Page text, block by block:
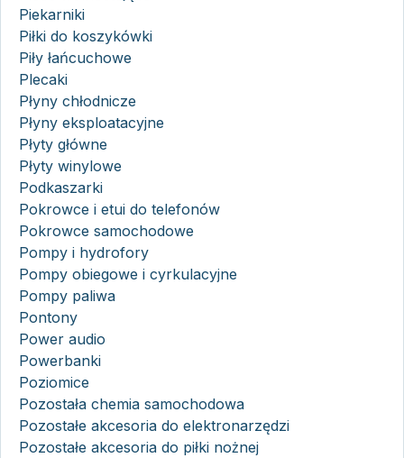
Piekarniki
Piłki do koszykówki
Piły łańcuchowe
Plecaki
Płyny chłodnicze
Płyny eksploatacyjne
Płyty główne
Płyty winylowe
Podkaszarki
Pokrowce i etui do telefonów
Pokrowce samochodowe
Pompy i hydrofory
Pompy obiegowe i cyrkulacyjne
Pompy paliwa
Pontony
Power audio
Powerbanki
Poziomice
Pozostała chemia samochodowa
Pozostałe akcesoria do elektronarzędzi
Pozostałe akcesoria do piłki nożnej